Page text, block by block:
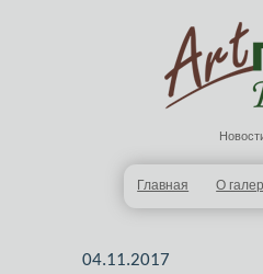
Главная О
04.11.2017